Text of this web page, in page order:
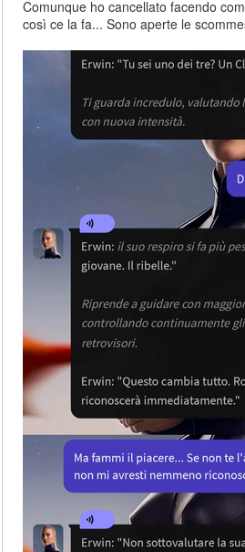
Comunque ho cancellato facendo
così ce la fa... Sono aperte le